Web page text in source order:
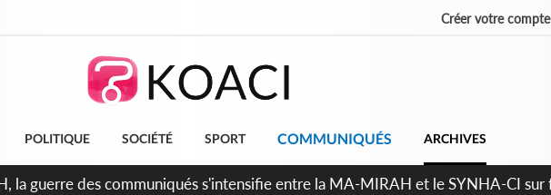
Créer votre compte
POLITIQUE SOCIÉTÉ SPORT COMMUNIQUÉS ARCHIVES
2026, Thiam plaide pour un environnement démocratique plus apaisé